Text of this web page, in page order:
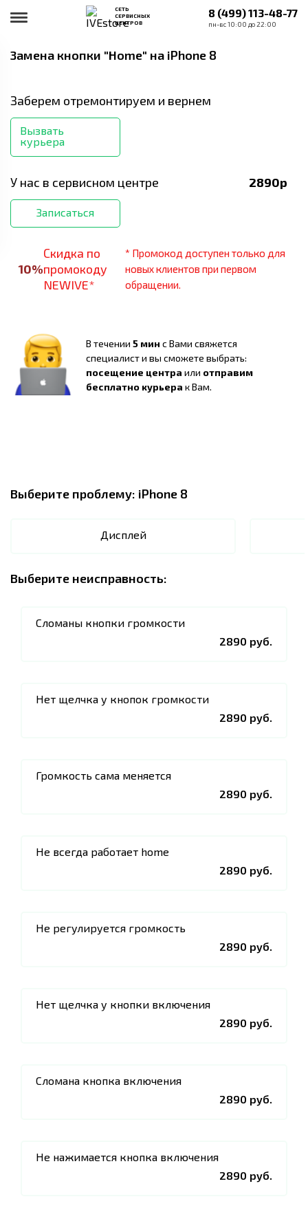
СЕТЬ
СЕРВИСНЫХ
ЦЕНТРОВ
8 (499) 113-48-77
пн-вс 10:00 до 22:00
Замена кнопки "Home" на iPhone 8
Заберем отремонтируем и вернем
Вызвать
курьера
У нас в сервисном центре 2890р
Записаться
10%
Скидка по
промокоду
NEWIVE*
* Промокод доступен только для
новых клиентов при первом
обращении.
В течении 5 мин с Вами свяжется
специалист и вы сможете выбрать:
посещение центра или отправим
бесплатно курьера к Вам.
Выберите проблему: iPhone 8
Дисплей
Выберите неисправность:
Сломаны кнопки громкости
2890 руб.
Нет щелчка у кнопок громкости
2890 руб.
Громкость сама меняется
2890 руб.
Не всегда работает home
2890 руб.
Не регулируется громкость
2890 руб.
Нет щелчка у кнопки включения
2890 руб.
Сломана кнопка включения
2890 руб.
Не нажимается кнопка включения
2890 руб.